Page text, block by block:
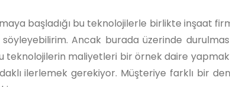
başladığı bu teknolojilerle birlikte inşaat
söyleyebilirim. Ancak burada üzerinde
teknolojilerin maliyetleri bir örnek daire
ilerlemek gerekiyor. Müşteriye farklı bir